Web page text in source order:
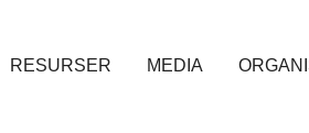
RESURSER MEDIA